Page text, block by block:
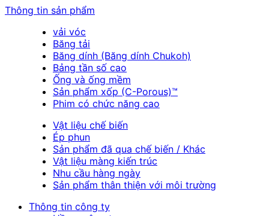
Thông tin sản phẩm
vải vóc
Băng tải
Băng dính (Băng dính Chukoh)
Bảng tần số cao
Ống và ống mềm
Sản phẩm xốp (C-Porous)™
Phim có chức năng cao
Vật liệu chế biến
Ép phun
Sản phẩm đã qua chế biến / Khác
Vật liệu màng kiến trúc
Nhu cầu hàng ngày
Sản phẩm thân thiện với môi trường
Thông tin công ty